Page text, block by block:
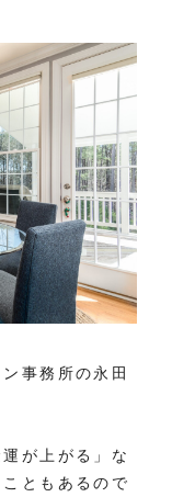
事務所の永田
が上がる」な
ともあるので